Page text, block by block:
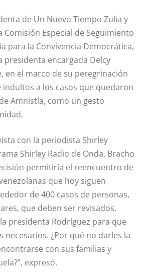
de Un Nuevo Tiempo Zulia y
Comisión Especial de Seguimiento
para la Convivencia Democrática,
presidenta encargada Delcy
en el marco de su peregrinación
a los casos que quedaron
Amnistía, como un gesto
con la periodista Shirley
Shirley Radio de Onda, Bracho
permitiría el reencuentro de
que hoy siguen
de 400 casos de personas,
que deben ser revisados.
presidenta Rodríguez para que
¿Por qué no darles la
con sus familias y
expresó.